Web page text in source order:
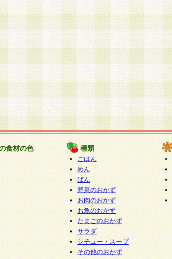
食材の色 種類
ごはん
めん
ぱん
野菜のおかず
お肉のおかず
お魚のおかず
たまごのおかず
サラダ
シチュー・スープ
その他のおかず